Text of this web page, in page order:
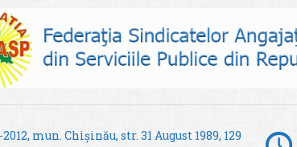
mun. Chișinău, str. 31 August 1989, 129